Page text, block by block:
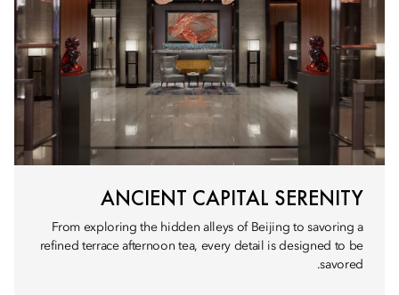
ANCIENT CAPITAL SERENITY
From exploring the hidden alleys of Beijing to savoring a
refined terrace afternoon tea, every detail is designed to be
savored.